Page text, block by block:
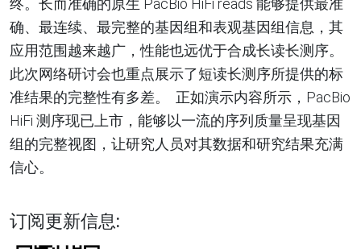
确、最连续、最完整的基因组和表观基因组信息，其
应用范围越来越广，性能也远优于合成长读长测序。
此次网络研讨会也重点展示了短读长测序所提供的标
准结果的完整性有多差。
正如演示内容所示，PacBio
HiFi 测序现已上市，能够以一流的序列质量呈现基因
组的完整视图，让研究人员对其数据和研究结果充满
信心。
订阅更新信息: